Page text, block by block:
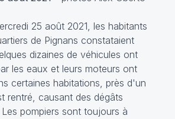
25 août 2021, les habitants
de Pignans constataient
dizaines de véhicules ont
les eaux et leurs moteurs ont
certaines habitations, près d'un
rentré, causant des dégâts
pompiers sont toujours à